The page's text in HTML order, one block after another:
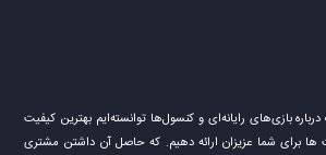
بازی‌های رایانه‌ای و کنسول‌ها توانسته‌ایم بهترین کیفیت
ها برای شما عزیزان ارائه دهیم. که حاصل آن داشتن مشتری